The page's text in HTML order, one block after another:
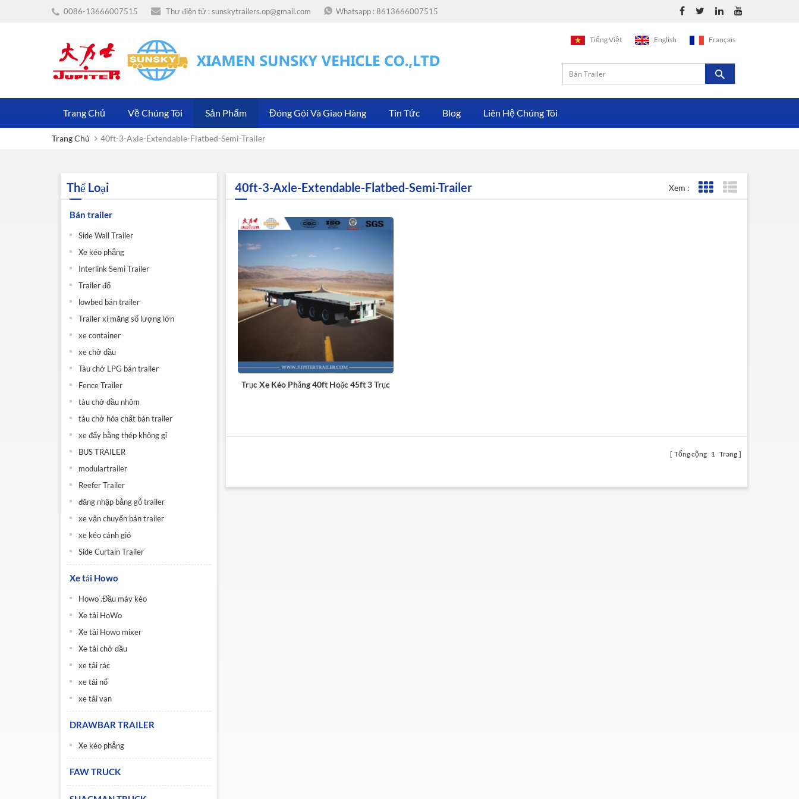
0086-13666007515 Thư điện tử :sunskytrailers.op@gmail.com Whatsapp :8613666007515
Tiếng Việt English Français
Trang Chủ Về Chúng Tôi Sản Phẩm Đóng Gói Và Giao Hàng Tin Tức Blog Liên Hệ Chúng Tôi
Trang Chủ 40ft-3-Axle-Extendable-Flatbed-Semi-Trailer
Thể Loại
Bán trailer
Side Wall Trailer
Xe kéo phẳng
Interlink Semi Trailer
Trailer đổ
lowbed bán trailer
Trailer xi măng số lượng lớn
xe container
xe chở dầu
Tàu chở LPG bán trailer
Fence Trailer
tàu chở dầu nhôm
tàu chở hóa chất bán trailer
xe đẩy bằng thép không gỉ
BUS TRAILER
modulartrailer
Reefer Trailer
đăng nhập bằng gỗ trailer
xe vận chuyển bán trailer
xe kéo cánh gió
Side Curtain Trailer
Xe tải Howo
Howo .Đầu máy kéo
Xe tải HoWo
Xe tải Howo mixer
Xe tải chở dầu
xe tải rác
xe tải nổ
xe tải van
DRAWBAR TRAILER
Xe kéo phẳng
FAW TRUCK
40ft-3-Axle-Extendable-Flatbed-Semi-Trailer Xem : Lưới xem
Trục Xe Kéo Phẳng 40ft Hoặc 45ft 3 Trục
Tổng cộng 1 Trang